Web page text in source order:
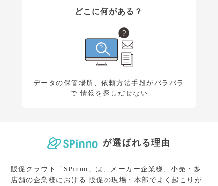
どこに何がある？
データの保管場所、依頼方法手段がバラバラ
で 情報を探しだせない
が選ばれる理由
販促クラウド「SPinno」は、メーカー企業様、小売・多
店舗の企業様における 販促の現場・本部でよく起こりが